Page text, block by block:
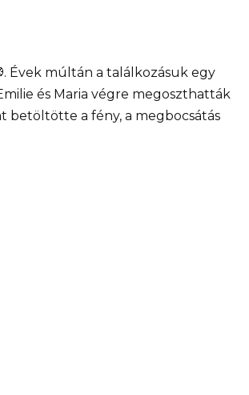
Évek múltán a találkozásuk egy
és Maria végre megoszthatták
betöltötte a fény, a megbocsátás